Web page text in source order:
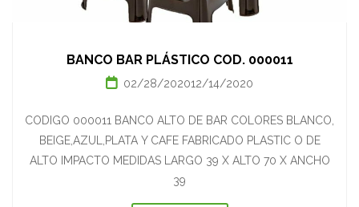
BANCO BAR PLÁSTICO COD. 000011
02/28/202012/14/2020
CODIGO 000011 BANCO ALTO DE BAR COLORES BLANCO,
BEIGE,AZUL,PLATA Y CAFE FABRICADO PLASTIC O DE
ALTO IMPACTO MEDIDAS LARGO 39 X ALTO 70 X ANCHO
39